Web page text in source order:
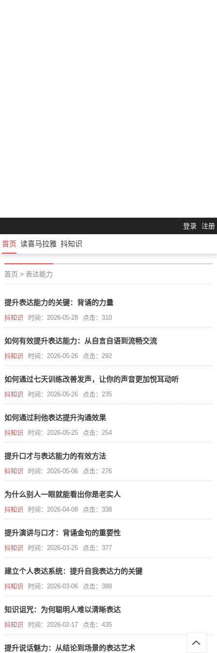
登录 注册
首页 读喜马拉雅 抖知识
首页 > 表达能力
提升表达能力的关键：背诵的力量
抖知识 时间：2026-05-28 点击：310
如何有效提升表达能力：从自言自语到流畅交流
抖知识 时间：2026-05-26 点击：292
如何通过七天训练改善发声，让你的声音更加悦耳动听
抖知识 时间：2026-05-26 点击：235
如何通过利他表达提升沟通效果
抖知识 时间：2026-05-25 点击：254
提升口才与表达能力的有效方法
抖知识 时间：2026-05-06 点击：276
为什么别人一眼就能看出你是老实人
抖知识 时间：2026-04-08 点击：338
提升演讲与口才：背诵金句的重要性
抖知识 时间：2026-03-25 点击：377
建立个人表达系统：提升自我表达力的关键
抖知识 时间：2026-03-06 点击：388
知识诅咒：为何聪明人难以清晰表达
抖知识 时间：2026-02-17 点击：435
提升说话魅力：从结论到场景的表达艺术